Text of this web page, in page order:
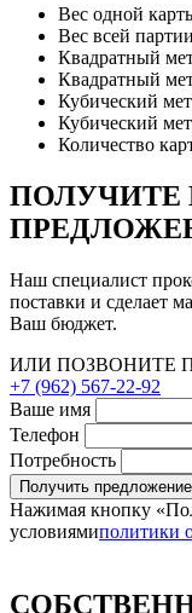
Вес одной
Вес всей
Квадратный
Квадратный
Кубический
Кубический
Количество
ПОЛУЧИТЕ
Наш специалист
поставки и сделает
Ваш бюджет.
ИЛИ ПОЗВОНИТЕ
+7 (962) 567-22-92
Ваше имя
Телефон
Потребность
Получить предложение
Нажимая кнопку
условиямиполитики